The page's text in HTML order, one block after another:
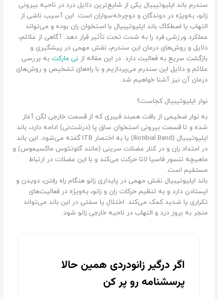
سندرم باند ایلیوتیبیال یکی از شایع‌ترین دلایل درد در ناحیه بیرونی
زانو، به‌ویژه در دوندگان و دوچرخه‌سواران است. این آسیب ناشی از
التهاب یا اصطکاک باند ایلیوتیبیال با استخوان ران بوده و می‌تواند
عملکرد ورزشی فرد را به شدت تحت تأثیر قرار دهد. آگاهی از علائم،
دلایل و روش‌های درمان این سندرم، نقش مهمی در پیشگیری و
بازگشت سریع به فعالیت دارد. در این مقاله از نی مارکت به بررسی
علائم و دلایل این سندرم می‌پردازیم و با راه‌های تشخیص و روش‌های
درمان آن نیز آشنا خواهیم شد.
نوار ایلیوتیبیال کجاست؟
به نوار ضخیمی از بافت همبند فیبری که از قسمت خارجی لگن آغاز
شده و تا قسمت بیرونی استخوان ساق پا (درشت‌نی) ادامه دارد، باند
ایلیوتیبیال (Iliotibial Band) یا به اختصار ITB گفته می‌شود. این باند
در امتداد ران و در کنار عضلات سرینی (مانند گلوتئوس ماکسیموس) و
ماهیچه تنسور فاسیا لاتا حرکت می‌کند و با این عضلات در ارتباط
مستقیم است.
باند ایلیوتیبیال نقش مهمی در پایداری زانو هنگام راه رفتن، دویدن و
ایستادن دارد و به تنظیم حرکات ران و زانو، به‌ویژه در فعالیت‌های
تکراری یا شدید کمک می‌کند. اختلال یا سفتی در این باند می‌تواند
منجر به بروز درد و التهاب در ناحیه خارجی زانو شود.